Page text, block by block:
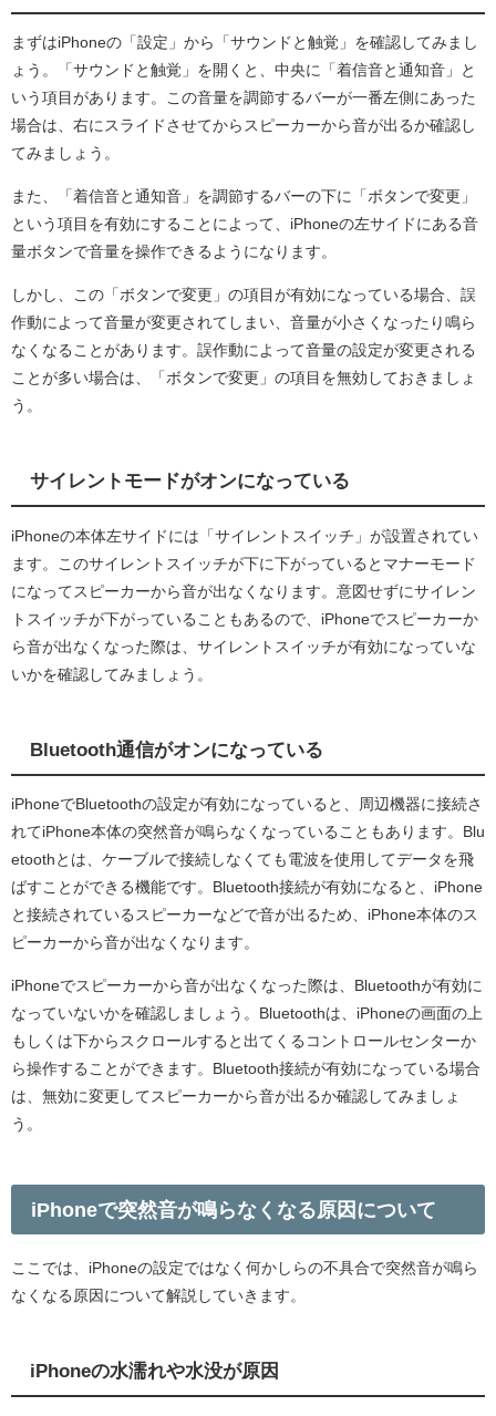
まずはiPhoneの「設定」から「サウンドと触覚」を確認してみまし
ょう。「サウンドと触覚」を開くと、中央に「着信音と通知音」と
いう項目があります。この音量を調節するバーが一番左側にあった
場合は、右にスライドさせてからスピーカーから音が出るか確認し
てみましょう。
また、「着信音と通知音」を調節するバーの下に「ボタンで変更」
という項目を有効にすることによって、iPhoneの左サイドにある音
量ボタンで音量を操作できるようになります。
しかし、この「ボタンで変更」の項目が有効になっている場合、誤
作動によって音量が変更されてしまい、音量が小さくなったり鳴ら
なくなることがあります。誤作動によって音量の設定が変更される
ことが多い場合は、「ボタンで変更」の項目を無効しておきましょ
う。
サイレントモードがオンになっている
iPhoneの本体左サイドには「サイレントスイッチ」が設置されてい
ます。このサイレントスイッチが下に下がっているとマナーモード
になってスピーカーから音が出なくなります。意図せずにサイレン
トスイッチが下がっていることもあるので、iPhoneでスピーカーか
ら音が出なくなった際は、サイレントスイッチが有効になっていな
いかを確認してみましょう。
Bluetooth通信がオンになっている
iPhoneでBluetoothの設定が有効になっていると、周辺機器に接続さ
れてiPhone本体の突然音が鳴らなくなっていることもあります。Blu
etoothとは、ケーブルで接続しなくても電波を使用してデータを飛
ばすことができる機能です。Bluetooth接続が有効になると、iPhone
と接続されているスピーカーなどで音が出るため、iPhone本体のス
ピーカーから音が出なくなります。
iPhoneでスピーカーから音が出なくなった際は、Bluetoothが有効に
なっていないかを確認しましょう。Bluetoothは、iPhoneの画面の上
もしくは下からスクロールすると出てくるコントロールセンターか
ら操作することができます。Bluetooth接続が有効になっている場合
は、無効に変更してスピーカーから音が出るか確認してみましょ
う。
iPhoneで突然音が鳴らなくなる原因について
ここでは、iPhoneの設定ではなく何かしらの不具合で突然音が鳴ら
なくなる原因について解説していきます。
iPhoneの水濡れや水没が原因